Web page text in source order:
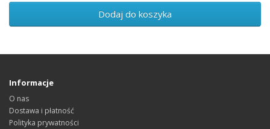
Dodaj do koszyka
Informacje
O nas
Dostawa i płatność
Polityka prywatności